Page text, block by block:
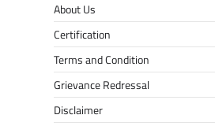
About Us
Certification
Terms and Condition
Grievance Redressal
Disclaimer